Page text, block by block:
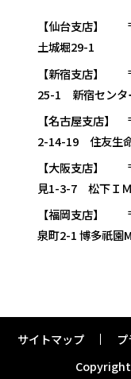
【仙台支店】
土城堀29-1
【新宿支店】
25-1 新宿センタ
【名古屋支店】
2-14-19 住友生
【大阪支店】
見1-3-7 松下Ｉ
【福岡支店】
泉町2-1 博多祇園
サイトマップ
Copyright